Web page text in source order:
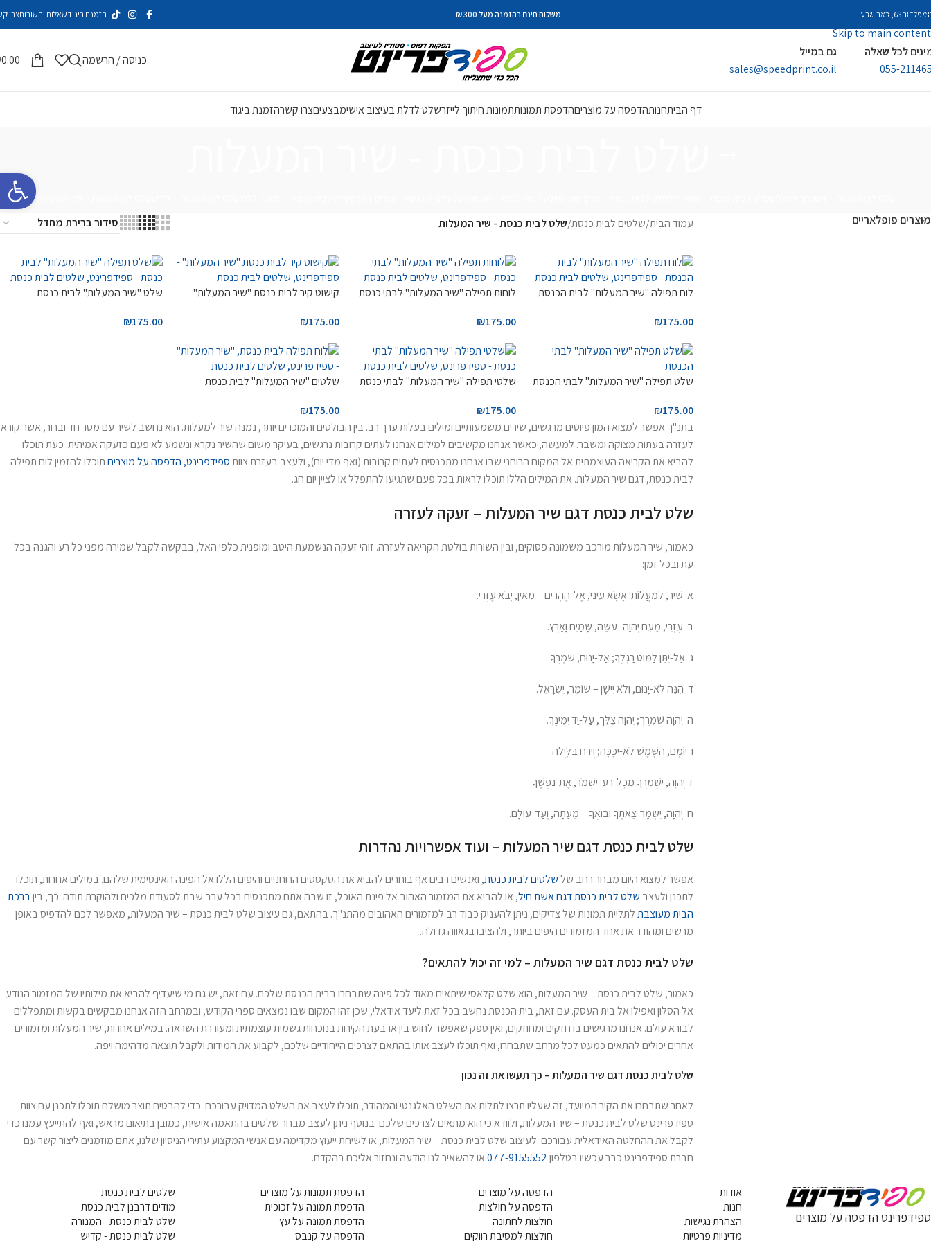
פתח
Skip to navigation
Skip to main content
68, באר שבע משלוח חינם בהזמנה מעל 300 ₪ הזמנת ביגודשאלות ותשובותצרו
לכל שאלה
055-
גם במייל
sales@speedprint.co.il
כניסה / הרשמה 0.00
דף הביתחנותהדפסה על מוצריםהדפסת תמונותתמונות חיתוך לייזרשלט לדלת בעיצוב אישימבצעיםצרו קשרהזמנת ביגוד
מוצרים פופלאריים עמוד הבית/שלטים לבית כנסת/שלט לבית כנסת - שיר המעלות
לוח תפילה "שיר המעלות" לבית הכנסת
₪175.00
לוחות תפילה "שיר המעלות" לבתי כנסת
₪175.00
קישוט קיר לבית כנסת "שיר המעלות"
₪175.00
שלט "שיר המעלות" לבית כנסת
₪175.00
שלט תפילה "שיר המעלות" לבתי הכנסת
₪175.00
שלטי תפילה "שיר המעלות" לבתי כנסת
₪175.00
שלטים "שיר המעלות" לבית כנסת
₪175.00
בתנ"ך אפשר למצוא המון פיוטים מרגשים, שירים משמעותיים ומילים בעלות ערך רב. בין הבולטים והמוכרים יותר, נמנה שיר למעלות. הוא נחשב לשיר עם מסר חד וברור, אשר קורא
לעזרה בעתות מצוקה ומשבר. למעשה, כאשר אנחנו מקשיבים למילים אנחנו לעתים קרובות נרגשים, בעיקר משום שהשיר נקרא ונשמע לא פעם כזעקה אמיתית. כעת תוכלו
להביא את הקריאה העוצמתית אל המקום הרוחני שבו אנחנו מתכנסים לעתים קרובות (ואף מדי יום), ולעצב בעזרת צוותספידפרינט, הדפסה על מוצריםתוכלו להזמין לוח תפילה
לבית כנסת, דגם שיר המעלות. את המילים הללו תוכלו לראות בכל פעם שתגיעו להתפלל או לציין יום חג.
שלט לבית כנסת דגם שיר המעלות – זעקה לעזרה
כאמור, שיר המעלות מורכב משמונה פסוקים, ובין השורות בולטת הקריאה לעזרה. זוהי זעקה הנשמעת היטב ומופנית כלפי האל, בבקשה לקבל שמירה מפני כל רע והגנה בכל
עת ובכל זמן:
א שִׁיר, לַמַּעֲלוֹת: אֶשָּׂא עֵינַי, אֶל-הֶהָרִים – מֵאַיִן, יָבֹא עֶזְרִי.
ב עֶזְרִי, מֵעִם יְהוָה- עֹשֵׂה, שָׁמַיִם וָאָרֶץ.
ג אַל-יִתֵּן לַמּוֹט רַגְלֶךָ; אַל-יָנוּם, שֹׁמְרֶךָ.
ד הִנֵּה לֹא-יָנוּם, וְלֹא יִישָׁן – שׁוֹמֵר, יִשְׂרָאֵל.
ה יְהוָה שֹׁמְרֶךָ; יְהוָה צִלְּךָ, עַל-יַד יְמִינֶךָ.
ו יוֹמָם, הַשֶּׁמֶשׁ לֹא-יַכֶּכָּה; וְיָרֵחַ בַּלָּיְלָה.
ז יְהוָה, יִשְׁמָרְךָ מִכָּל-רָע: יִשְׁמֹר, אֶת-נַפְשֶׁךָ.
ח יְהוָה, יִשְׁמָר-צֵאתְךָ וּבוֹאֶךָ – מֵעַתָּה, וְעַד-עוֹלָם.
שלט לבית כנסת דגם שיר המעלות – ועוד אפשרויות נהדרות
אפשר למצוא היום מבחר רחב שלשלטים לבית כנסת, ואנשים רבים אף בוחרים להביא את הטקסטים הרוחניים והיפים הללו אל הפינה האינטימית שלהם. במילים אחרות, תוכלו
לתכנן ולעצב שלט לבית כנסת דגם אשת חיל, או להביא את המזמור האהוב אל פינת האוכל, זו שבה אתם מתכנסים בכל ערב שבת לסעודת מלכים ולהוקרת תודה. כך, ביןברכת
הבית מעוצבתלתליית תמונות של צדיקים, ניתן להעניק כבוד רב למזמורים האהובים מהתנ"ך. בהתאם, גם עיצוב שלט לבית כנסת – שיר המעלות, מאפשר לכם להדפיס באופן
מרשים ומהודר את אחד המזמורים היפים ביותר, ולהציבו בגאווה גדולה.
שלט לבית כנסת דגם שיר המעלות – למי זה יכול להתאים?
כאמור, שלט לבית כנסת – שיר המעלות, הוא שלט קלאסי שיתאים מאוד לכל פינה שתבחרו בבית הכנסת שלכם. עם זאת, יש גם מי שיעדיף להביא את מילותיו של המזמור הנודע
אל הסלון ואפילו אל בית העסק. עם זאת, בית הכנסת נחשב בכל זאת ליעד אידאלי, שכן זהו המקום שבו נמצאים ספרי הקודש, ובמרחב הזה אנחנו מבקשים בקשות ומתפללים
לבורא עולם. אנחנו מרגישים בו חזקים ומחוזקים, ואין ספק שאפשר לחוש בין ארבעת הקירות בנוכחות גשמית עוצמתית ומעוררת השראה. במילים אחרות, שיר המעלות ומזמורים
אחרים יכולים להתאים כמעט לכל מרחב שתבחרו, ואף תוכלו לעצב אותו בהתאם לצרכים הייחודיים שלכם, לקבוע את המידות ולקבל תוצאה מדהימה ויפה.
שלט לבית כנסת דגם שיר המעלות – כך תעשו את זה נכון
לאחר שתבחרו את הקיר המיועד, זה שעליו תרצו לתלות את השלט האלגנטי והמהודר, תוכלו לעצב את השלט המדויק עבורכם. כדי להבטיח תוצר מושלם תוכלו לתכנן עם צוות
ספידפרינט שלט לבית כנסת – שיר המעלות, ולוודא כי הוא מתאים לצרכים שלכם. בנוסף ניתן לעצב מבחר שלטים בהתאמה אישית, כמובן בתיאום מראש, ואף להתייעץ עמנו כדי
לקבל את ההחלטה האידאלית עבורכם. לעיצוב שלט לבית כנסת – שיר המעלות, או לשיחת ייעוץ מקדימה עם אנשי המקצוע עתירי הניסיון שלנו, אתם מוזמנים ליצור קשר עם
חברת ספידפרינט כבר עכשיו בטלפון077-9155552או להשאיר לנו הודעה ונחזור אליכם בהקדם.
ספידפרינט הדפסה על מוצרים
אודות
חנות
הצהרת נגישות
מדיניות פרטיות
הדפסה על מוצרים
הדפסה על חולצות
חולצות לחתונה
חולצות למסיבת רווקים
הדפסת תמונות על מוצרים
הדפסת תמונה על זכוכית
הדפסת תמונה על עץ
הדפסה על קנבס
שלטים לבית כנסת
מודים דרבנן לבית כנסת
שלט לבית כנסת - המנורה
שלט לבית כנסת - קדיש